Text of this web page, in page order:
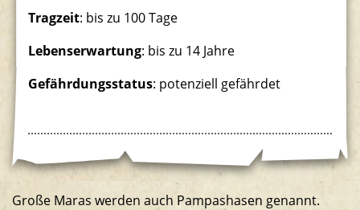
Tragzeit: bis zu 100 Tage
Lebenserwartung: bis zu 14 Jahre
Gefährdungsstatus: potenziell gefährdet
Große Maras werden auch Pampashasen genannt.